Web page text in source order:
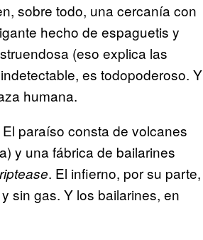
sobre todo, una cercanía con
hecho de espaguetis y
(eso explica las
es todopoderoso. Y
humana.
paraíso consta de volcanes
y una fábrica de bailarines
. El infierno, por su parte,
sin gas. Y los bailarines, en